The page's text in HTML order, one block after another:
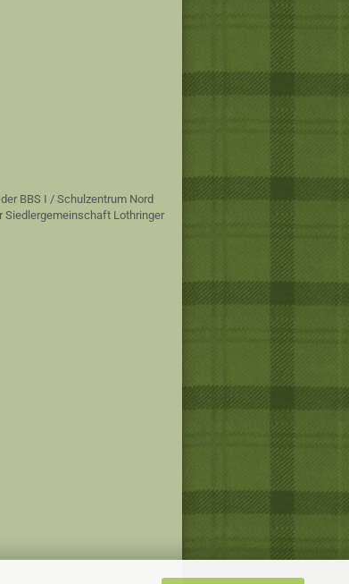
BBS I / Schulzentrum Nord
Siedlergemeinschaft Lothringer